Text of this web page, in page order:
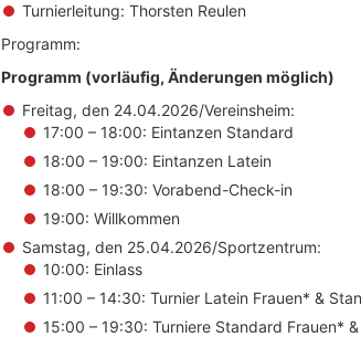
Turnierleitung: Thorsten Reulen
Programm:
Programm (vorläufig, Änderungen möglich)
Freitag, den 24.04.2026/Vereinsheim:
17:00 – 18:00: Eintanzen Standard
18:00 – 19:00: Eintanzen Latein
18:00 – 19:30: Vorabend-Check-in
19:00: Willkommen
Samstag, den 25.04.2026/Sportzentrum:
10:00: Einlass
11:00 – 14:30: Turnier Latein Frauen* &
15:00 – 19:30: Turniere Standard Frauen*